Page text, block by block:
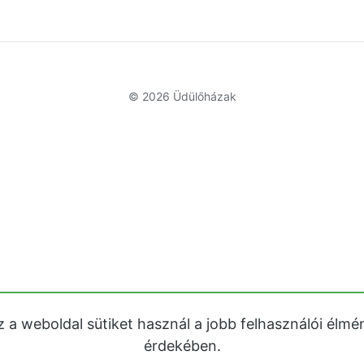
© 2026 Üdülőházak
a weboldal sütiket használ a jobb felhasználói
érdekében.